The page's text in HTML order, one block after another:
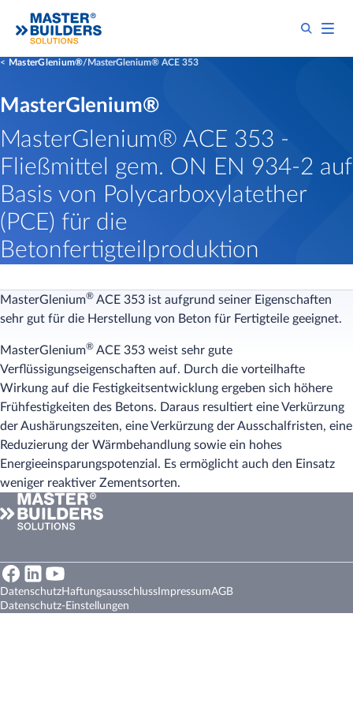
MasterGlenium® MasterGlenium® ACE 353
MasterGlenium®
MasterGlenium® ACE 353 -
Fließmittel gem. ON EN 934-2 auf
Basis von Polycarboxylatether
(PCE) für die
Betonfertigteilproduktion
MasterGlenium® ACE 353 ist aufgrund seiner Eigenschaften
sehr gut für die Herstellung von Beton für Fertigteile geeignet.
MasterGlenium® ACE 353 weist sehr gute
Verflüssigungseigenschaften auf. Durch die vorteilhafte
Wirkung auf die Festigkeitsentwicklung ergeben sich höhere
Frühfestigkeiten des Betons. Daraus resultiert eine Verkürzung
der Aushärungszeiten, eine Verkürzung der Ausschalfristen, eine
Reduzierung der Wärmbehandlung sowie ein hohes
Energieeinsparungspotenzial. Es ermöglicht auch den Einsatz
weniger reaktiver Zementsorten.
DatenschutzHaftungsausschluss ImpressumAGB
Datenschutz-Einstellungen